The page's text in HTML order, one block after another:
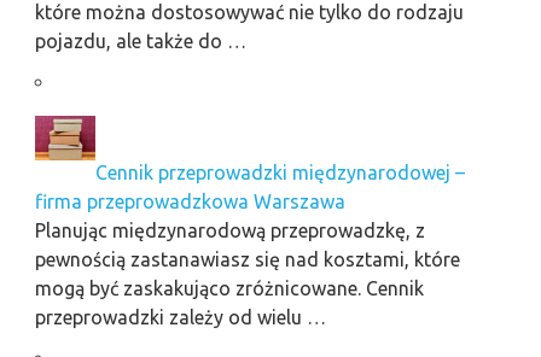
które można dostosowywać nie tylko do rodzaju
pojazdu, ale także do …
Cennik przeprowadzki międzynarodowej –
firma przeprowadzkowa Warszawa
Planując międzynarodową przeprowadzkę, z
pewnością zastanawiasz się nad kosztami, które
mogą być zaskakująco zróżnicowane. Cennik
przeprowadzki zależy od wielu …